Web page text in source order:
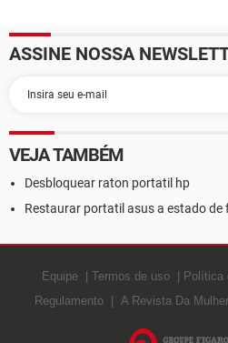
ASSINE NOSSA
VEJA TAMBÉM
Desbloquear raton portatil hp
Restaurar portatil asus a estado de
Equipe Termos de uso Política
Regulamento
A Revista Da Mulher